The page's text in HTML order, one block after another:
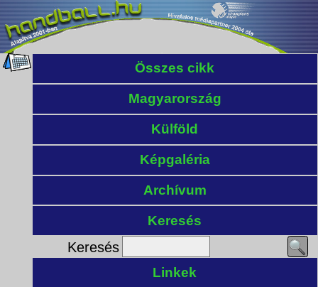
Összes cikk
Magyarország
Külföld
Képgaléria
Archívum
Keresés
Keresés
Linkek